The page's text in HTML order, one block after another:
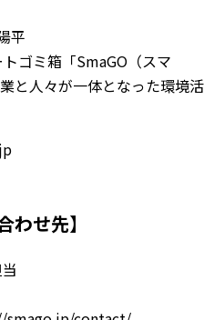
平
ゴミ箱「SmaGO（スマ
と人々が一体となった環境活
わせ先】